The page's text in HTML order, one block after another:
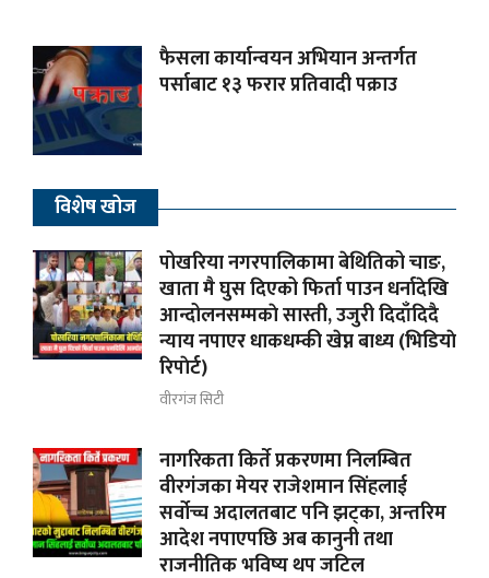
फैसला कार्यान्वयन अभियान अन्तर्गत
पर्साबाट १३ फरार प्रतिवादी पक्राउ
विशेष खोज
पोखरिया नगरपालिकामा बेथितिको चाङ,
खाता मै घुस दिएको फिर्ता पाउन धर्नादेखि
आन्दोलनसम्मकाे सास्ती, उजुरी दिदाँदिदै
न्याय नपाएर धाकधम्की खेप्न बाध्य (भिडियाे
रिपाेर्ट)
वीरगंज सिटी
नागरिकता किर्ते प्रकरणमा निलम्बित
वीरगंजका मेयर राजेशमान सिंहलाई
सर्वोच्च अदालतबाट पनि झट्का, अन्तरिम
आदेश नपाएपछि अब कानुनी तथा
राजनीतिक भविष्य थप जटिल